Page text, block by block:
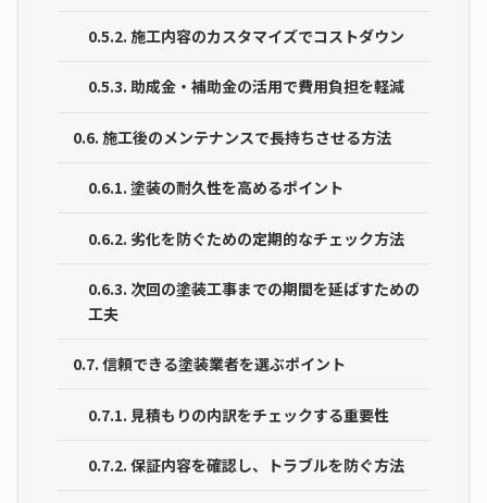
0.5.2. 施工内容のカスタマイズでコストダウン
0.5.3. 助成金・補助金の活用で費用負担を軽減
0.6. 施工後のメンテナンスで長持ちさせる方法
0.6.1. 塗装の耐久性を高めるポイント
0.6.2. 劣化を防ぐための定期的なチェック方法
0.6.3. 次回の塗装工事までの期間を延ばすための
工夫
0.7. 信頼できる塗装業者を選ぶポイント
0.7.1. 見積もりの内訳をチェックする重要性
0.7.2. 保証内容を確認し、トラブルを防ぐ方法